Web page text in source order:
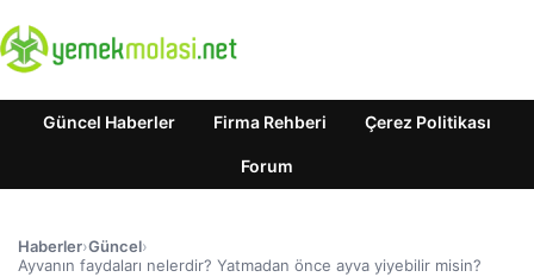
Güncel Haberler Firma Rehberi Çerez Politikası
Forum
Haberler›Güncel›
Ayvanın faydaları nelerdir? Yatmadan önce ayva yiyebilir misin?